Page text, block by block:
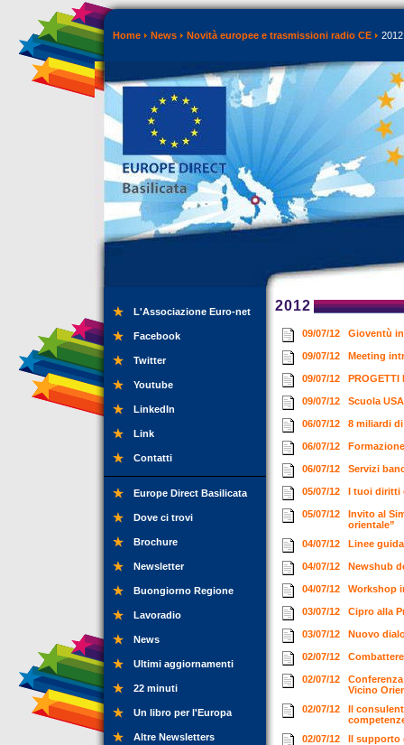
Home News Novità europee e trasmissioni radio CE 2012
L'Associazione Euro-net
Facebook
Twitter
Youtube
LinkedIn
Link
Contatti
Europe Direct Basilicata
Dove ci trovi
Brochure
Newsletter
Buongiorno Regione
Lavoradio
News
Ultimi aggiornamenti
22 minuti
Un libro per l'Europa
Altre Newsletters
2012
09/07/12 Gioventù
09/07/12 Meeting
09/07/12 PROGETTI
09/07/12 Scuola
06/07/12 8 miliardi
06/07/12
06/07/12 Servizi
05/07/12 I tuoi diritti
05/07/12
Invito al
orientale”
04/07/12
Linee
04/07/12 Newshub
04/07/12 Workshop
03/07/12 Cipro alla
03/07/12 Nuovo
02/07/12
02/07/12
Vicino
02/07/12
Il
02/07/12
Il supporto